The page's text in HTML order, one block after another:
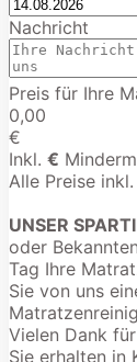
Nachricht
Preis für Ihre
0,00
€
Inkl. €
Alle Preise
UNSER
oder
Tag Ihre
Sie von uns
Vielen Dank
Sie erhalten in